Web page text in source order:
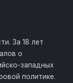
За 18 лет
о
западных
политике.